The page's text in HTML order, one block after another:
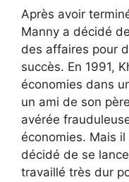
Après avoir
Manny a décidé
des affaires pour
succès. En 1991,
économies dans
un ami de son
avérée
économies. Mais il
décidé de se
travaillé très dur